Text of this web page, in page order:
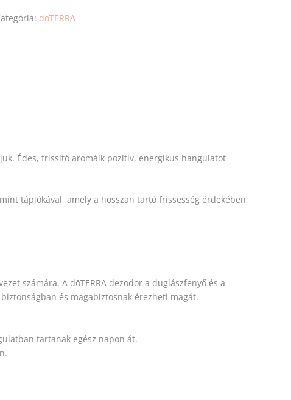
doTERRA
Édes, frissítő aromáik pozitív, energikus hangulatot
tápiókával, amely a hosszan tartó frissesség érdekében
számára. A dōTERRA dezodor a duglászfenyő és a
és magabiztosnak érezheti magát.
tartanak egész napon át.